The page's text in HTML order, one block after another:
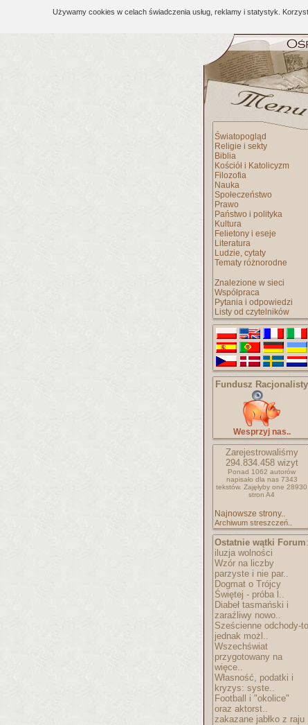
Używamy cookies w celach świadczenia usług, reklamy i statystyk.
Światopogląd
Religie i sekty
Biblia
Kościół i Katolicyzm
Filozofia
Nauka
Społeczeństwo
Prawo
Państwo i polityka
Kultura
Felietony i eseje
Literatura
Ludzie, cytaty
Tematy różnorodne
Znalezione w sieci
Współpraca
Pytania i odpowiedzi
Listy od czytelników
Fundusz Racjonalisty
Wesprzyj nas..
Zarejestrowaliśmy
294.834.458wizyt
Ponad 1062 autorów
napisało dla nas 7343
tekstów. Zajęłyby one 28930
stron A4
Najnowsze strony..
Archiwum streszczeń..
Ostatnie wątki Forum:
iluzja wolności
Wzór na liczby
parzyste i nie par..
Dogmat o Trójcy
Świętej - próba l..
Diabeł tasmański i
zaraźliwy nowo..
Sześcienne odchody-to
jednak możl..
Wszechświat
przygotowany na
więce..
Własność, podatki i
kryzys: syste..
Football i "okolice"
oraz aktorst..
zakazane jabłko z raju